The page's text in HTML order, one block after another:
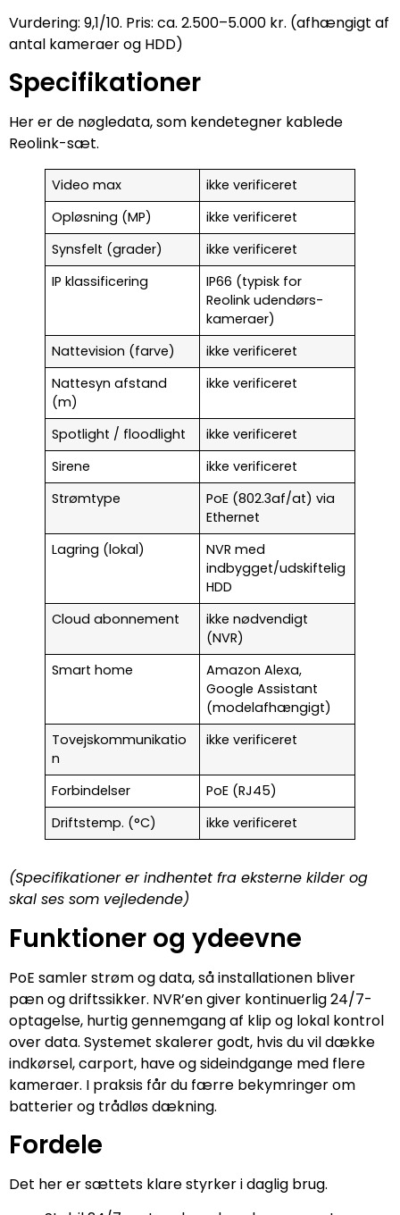
Vurdering: 9,1/10. Pris: ca. 2.500–5.000 kr. (afhængigt af
antal kameraer og HDD)
Specifikationer
Her er de nøgledata, som kendetegner kablede
Reolink-sæt.
Video max
ikke verificeret
Opløsning (MP)
ikke verificeret
Synsfelt (grader)
ikke verificeret
IP klassificering
IP66 (typisk for
Reolink udendørs-
kameraer)
Nattevision (farve)
ikke verificeret
Nattesyn afstand
(m)
ikke verificeret
Spotlight / floodlight
ikke verificeret
Sirene
ikke verificeret
Strømtype
PoE (802.3af/at) via
Ethernet
Lagring (lokal)
NVR med
indbygget/udskiftelig
HDD
Cloud abonnement
ikke nødvendigt
(NVR)
Smart home
Amazon Alexa,
Google Assistant
(modelafhængigt)
Tovejskommunikatio
n
ikke verificeret
Forbindelser
PoE (RJ45)
Driftstemp. (°C)
ikke verificeret
(Specifikationer er indhentet fra eksterne kilder og
skal ses som vejledende)
Funktioner og ydeevne
PoE samler strøm og data, så installationen bliver
pæn og driftssikker. NVR’en giver kontinuerlig 24/7-
optagelse, hurtig gennemgang af klip og lokal kontrol
over data. Systemet skalerer godt, hvis du vil dække
indkørsel, carport, have og sideindgange med flere
kameraer. I praksis får du færre bekymringer om
batterier og trådløs dækning.
Fordele
Det her er sættets klare styrker i daglig brug.